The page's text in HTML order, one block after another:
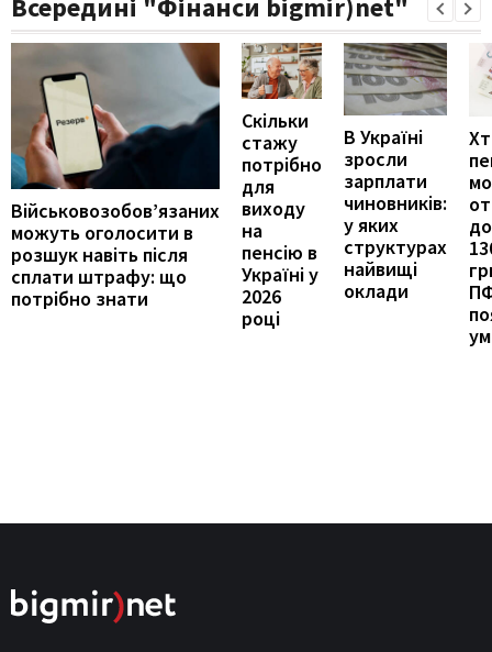
Всередині "Фінанси bigmir)net"
Військовозобов’язаних
можуть оголосити в
розшук навіть після
сплати штрафу: що
потрібно знати
Скільки
стажу
потрібно
для
виходу
на
пенсію в
Україні у
2026
році
В Україні
зросли
зарплати
чиновників:
у яких
структурах
найвищі
оклади